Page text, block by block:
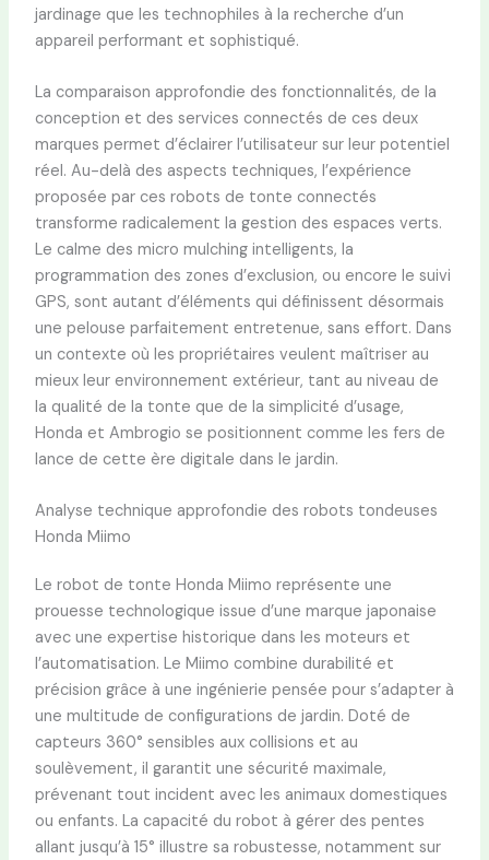
jardinage que les technophiles à la recherche d’un
appareil performant et sophistiqué.
La comparaison approfondie des fonctionnalités, de la
conception et des services connectés de ces deux
marques permet d’éclairer l’utilisateur sur leur potentiel
réel. Au-delà des aspects techniques, l’expérience
proposée par ces robots de tonte connectés
transforme radicalement la gestion des espaces verts.
Le calme des micro mulching intelligents, la
programmation des zones d’exclusion, ou encore le suivi
GPS, sont autant d’éléments qui définissent désormais
une pelouse parfaitement entretenue, sans effort. Dans
un contexte où les propriétaires veulent maîtriser au
mieux leur environnement extérieur, tant au niveau de
la qualité de la tonte que de la simplicité d’usage,
Honda et Ambrogio se positionnent comme les fers de
lance de cette ère digitale dans le jardin.
Analyse technique approfondie des robots tondeuses
Honda Miimo
Le robot de tonte Honda Miimo représente une
prouesse technologique issue d’une marque japonaise
avec une expertise historique dans les moteurs et
l’automatisation. Le Miimo combine durabilité et
précision grâce à une ingénierie pensée pour s’adapter à
une multitude de configurations de jardin. Doté de
capteurs 360° sensibles aux collisions et au
soulèvement, il garantit une sécurité maximale,
prévenant tout incident avec les animaux domestiques
ou enfants. La capacité du robot à gérer des pentes
allant jusqu’à 15° illustre sa robustesse, notamment sur